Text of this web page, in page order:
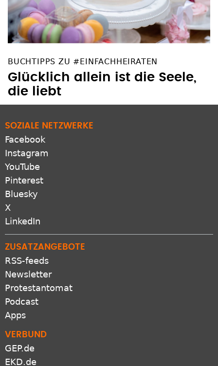
BUCHTIPPS ZU #EINFACHHEIRATEN
Glücklich allein ist die Seele,
die liebt
SOZIALE NETZWERKE
Facebook
Instagram
YouTube
Pinterest
Bluesky
X
LinkedIn
ZUSATZANGEBOTE
RSS-feeds
Newsletter
Protestantomat
Podcast
Apps
VERBUND
GEP.de
EKD.de